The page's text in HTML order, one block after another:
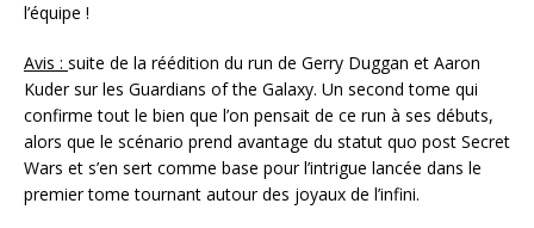
l’équipe !
Avis : suite de la réédition du run de Gerry Duggan et Aaron
Kuder sur les Guardians of the Galaxy. Un second tome qui
confirme tout le bien que l’on pensait de ce run à ses débuts,
alors que le scénario prend avantage du statut quo post Secret
Wars et s’en sert comme base pour l’intrigue lancée dans le
premier tome tournant autour des joyaux de l’infini.